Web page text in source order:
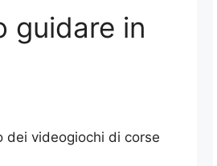
guidare in
dei videogiochi di corse